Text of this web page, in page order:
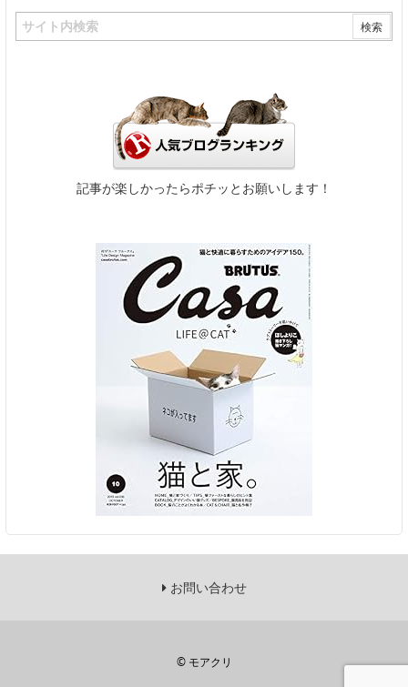
記事が楽しかったらポチッとお願いします！
お問い合わせ
© モアクリ